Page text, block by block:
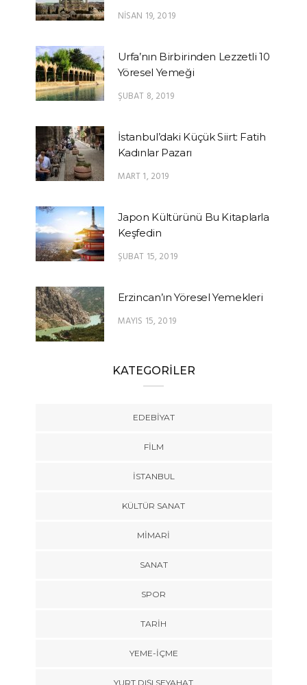
NISAN 19, 2019
Urfa’nın Birbirinden Lezzetli 10
Yöresel Yemeği
ŞUBAT 8, 2019
İstanbul’daki Küçük Siirt: Fatih
Kadınlar Pazarı
MART 1, 2019
Japon Kültürünü Bu Kitaplarla
Keşfedin
ŞUBAT 15, 2019
Erzincan’ın Yöresel Yemekleri
MAYIS 15, 2019
KATEGORİLER
EDEBIYAT
FILM
İSTANBUL
KÜLTÜR SANAT
MIMARI
SANAT
SPOR
TARİH
YEME-İÇME
YURT DIŞI SEYAHAT